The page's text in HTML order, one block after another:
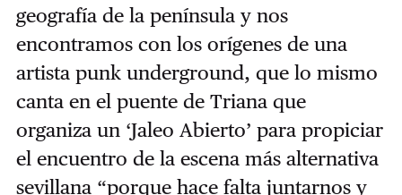
geografía de la península y nos
encontramos con los orígenes de una
artista punk underground, que lo mismo
canta en el puente de Triana que
organiza un ‘Jaleo Abierto’ para propiciar
el encuentro de la escena más alternativa
sevillana “porque hace falta juntarnos y